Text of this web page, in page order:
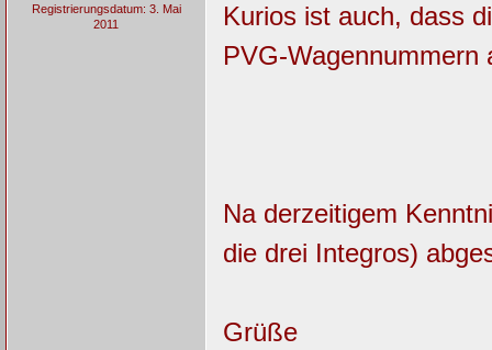
Registrierungsdatum: 3. Mai
2011
Kurios ist auch, dass
PVG-
Na derzeitigem
die drei Integros)
Grüße